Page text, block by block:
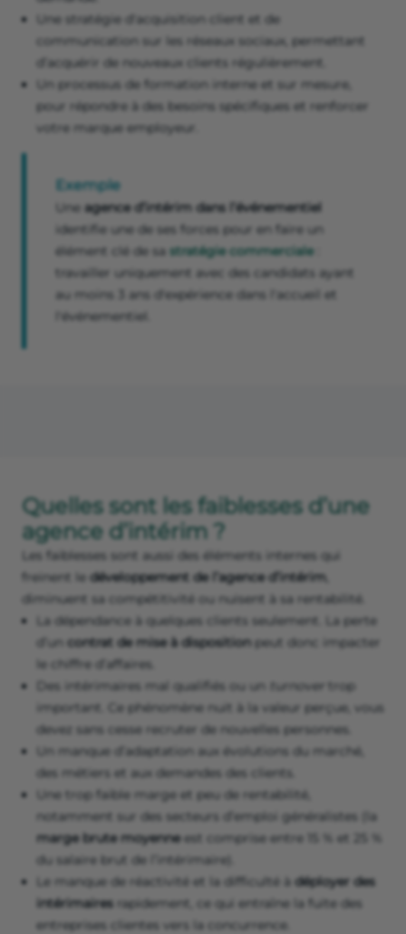
Une stratégie d'acquisition client et de
communication sur les réseaux sociaux, permettant
d’acquérir de nouveaux clients régulièrement.
Un processus de formation interne et sur mesure,
pour répondre à des besoins spécifiques et renforcer
votre marque employeur.
Exemple
Une agence d’intérim dans l’événementiel
identifie une de ses forces pour en faire un
élément clé de sa stratégie commerciale:
travailler uniquement avec des candidats ayant
au moins 3 ans d'expérience dans l'accueil et
l'événementiel.
Quelles sont les faiblesses d’une
agence d’intérim ?
Les faiblesses sont aussi des éléments internes qui
freinent le développement de l’agence d’intérim
diminuent sa compétitivité ou nuisent à sa rentabilité.
La dépendance à quelques clients seulement. La perte
d’un contrat de mise à disposition peut donc impacter
le chiffre d’affaires.
Des intérimaires mal qualifiés ou un
turnover trop
important. Ce phénomène nuit à la valeur perçue, vous
devez sans cesse recruter de nouvelles personnes.
Un manque d’adaptation aux évolutions du marché,
des métiers et aux demandes des clients.
Une trop faible marge et peu de rentabilité,
notamment sur des secteurs d’emploi généralistes (la
marge brute moyenneest comprise entre 15 % et 25 %
du salaire brut de l’intérimaire).
Le manque de réactivité et la difficulté à déployer des
intérimaires rapidement, ce qui entraîne la fuite des
entreprises clientes vers la concurrence.